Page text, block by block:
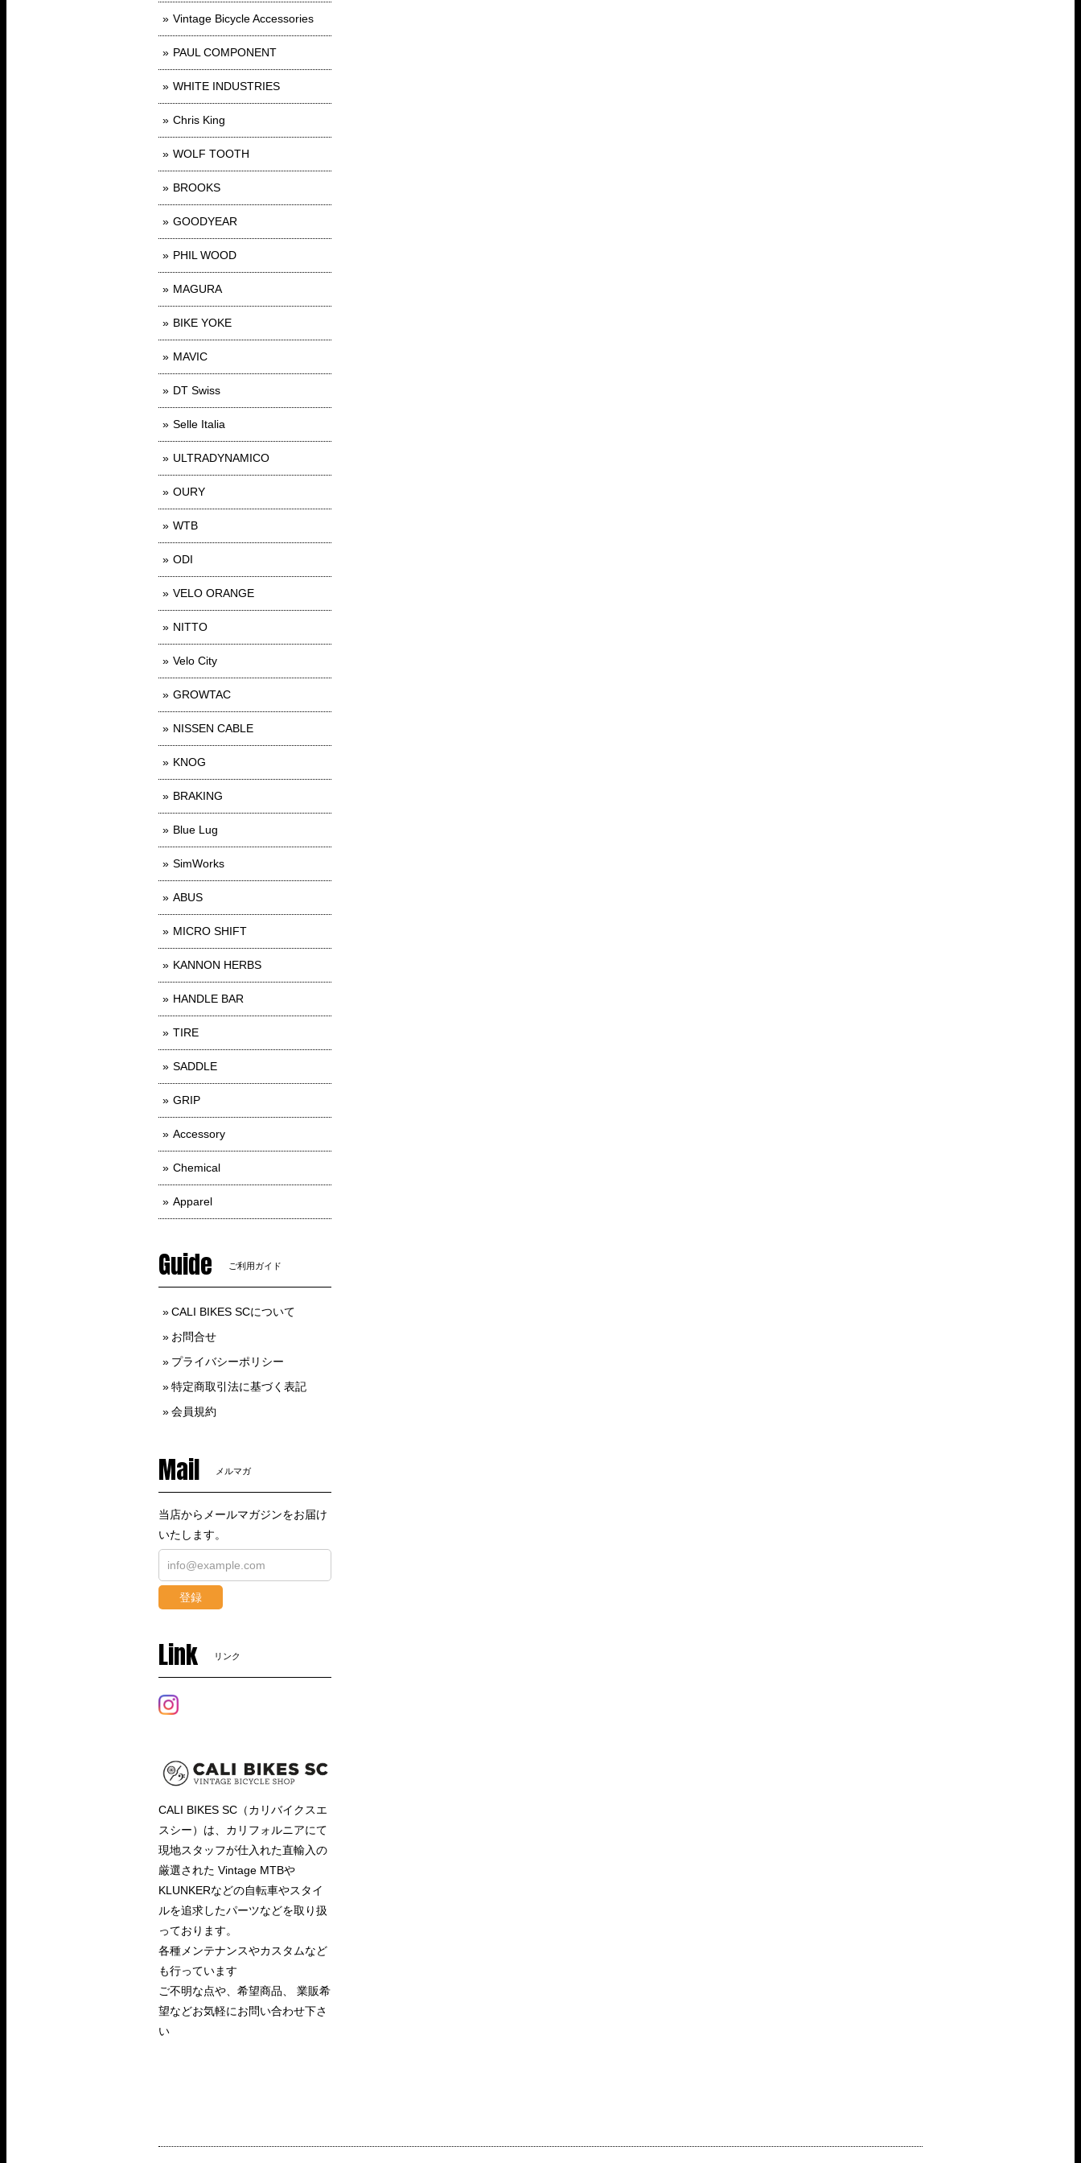
Vintage Bicycle Accessories
PAUL COMPONENT
WHITE INDUSTRIES
Chris King
WOLF TOOTH
BROOKS
GOODYEAR
PHIL WOOD
MAGURA
BIKE YOKE
MAVIC
DT Swiss
Selle Italia
ULTRADYNAMICO
OURY
WTB
ODI
VELO ORANGE
NITTO
Velo City
GROWTAC
NISSEN CABLE
KNOG
BRAKING
Blue Lug
SimWorks
ABUS
MICRO SHIFT
KANNON HERBS
HANDLE BAR
TIRE
SADDLE
GRIP
Accessory
Chemical
Apparel
Guide ご利用ガイド
CALI BIKES SCについて
お問合せ
プライバシーポリシー
特定商取引法に基づく表記
会員規約
Mail メルマガ
当店からメールマガジンをお届け
いたします。
登録
Link リンク
CALI BIKES SC（カリバイクスエ
スシー）は、カリフォルニアにて
現地スタッフが仕入れた直輸入の
厳選された Vintage MTBや
KLUNKERなどの自転車やスタイ
ルを追求したパーツなどを取り扱
っております。
各種メンテナンスやカスタムなど
も行っています
ご不明な点や、希望商品、 業販希
望などお気軽にお問い合わせ下さ
い